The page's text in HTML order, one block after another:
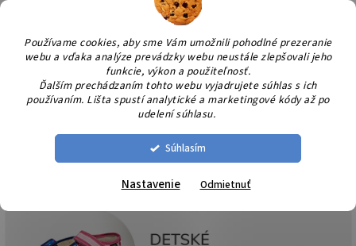
Používame cookies, aby sme Vám umožnili pohodlné prezeranie
webu a vďaka analýze prevádzky webu neustále zlepšovali jeho
funkcie, výkon a použiteľnosť.
Ďalším prechádzaním tohto webu vyjadrujete súhlas s ich
používaním. Lišta spustí analytické a marketingové kódy až po
udelení súhlasu.
Súhlasím
Nastavenie Odmietnuť
Prejsť
obsah